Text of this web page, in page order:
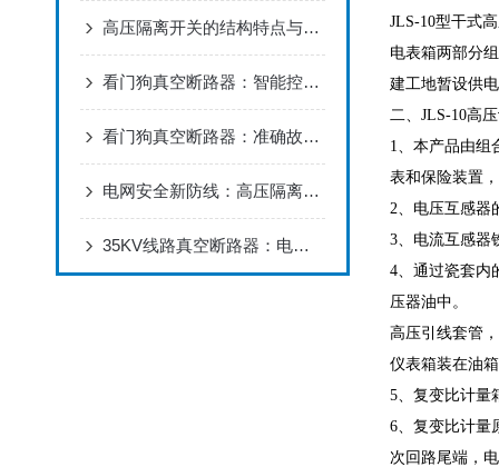
高压隔离开关的结构特点与电力检修安全应用
看门狗真空断路器：智能控制，开启配电自动化新时代
看门狗真空断路器：准确故障切除，保障供电安全
电网安全新防线：高压隔离开关的智能隔离艺术
35KV线路真空断路器：电力系统的安全守护者
JLS-10型干式
电表箱两部分
建工地暂设供
二、JLS-10高
1、本产品由组
表和保险装置
2、电压互感器
3、电流互感器
4、通过瓷套内
压器油中。
高压引线套管
仪表箱装在油
5、复变比计量
6、复变比计量
次回路尾端，